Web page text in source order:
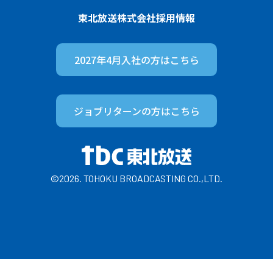
東北放送株式会社採用情報
2027年4月入社の方はこちら
ジョブリターンの方はこちら
©2026. TOHOKU BROADCASTING CO.,LTD.